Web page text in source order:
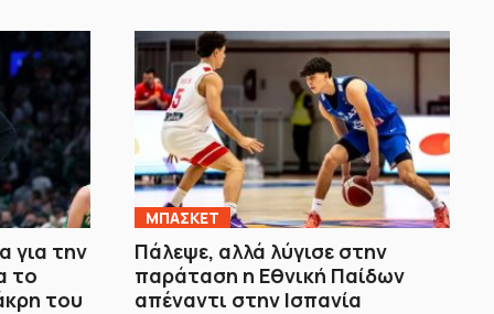
για την
το
του
ΜΠΑΣΚΕΤ
Πάλεψε, αλλά λύγισε στην
παράταση η Εθνική Παίδων
απέναντι στην Ισπανία